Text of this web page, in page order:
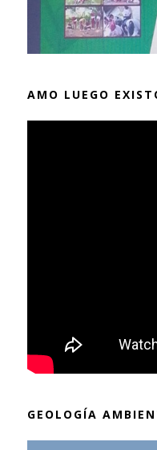
AMO LUEGO
GEOLOGÍA